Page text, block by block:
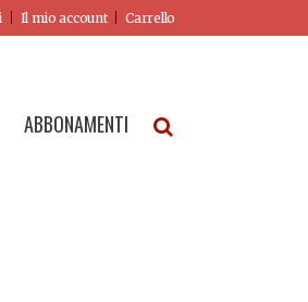
Il mio account Carrello
ABBONAMENTI